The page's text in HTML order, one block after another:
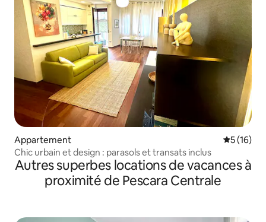
Appartement
5 (16)
Chic urbain et design : parasols et transats inclus
Autres superbes locations de vacances à
proximité de Pescara Centrale